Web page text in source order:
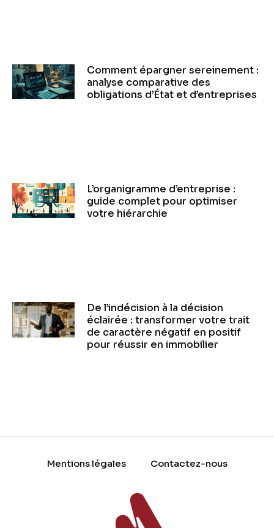
Comment épargner sereinement :
analyse comparative des
obligations d’État et d’entreprises
L’organigramme d’entreprise :
guide complet pour optimiser
votre hiérarchie
De l’indécision à la décision
éclairée : transformer votre trait
de caractère négatif en positif
pour réussir en immobilier
Mentions légales Contactez-nous